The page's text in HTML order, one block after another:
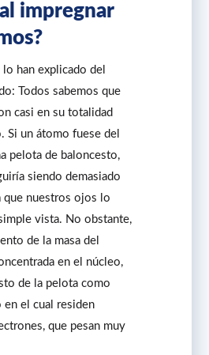
impregnar
lo han explicado del
Todos sabemos que
casi en su totalidad
Si un átomo fuese del
pelota de baloncesto,
siendo demasiado
que nuestros ojos lo
vista. No obstante,
de la masa del
en el núcleo,
de la pelota como
en el cual residen
que pesan muy